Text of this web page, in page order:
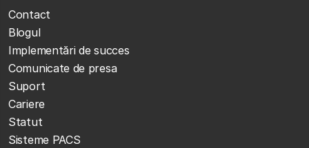
Contact
Blogul
Implementări de succes
Comunicate de presa
Suport
Cariere
Statut
Sisteme PACS